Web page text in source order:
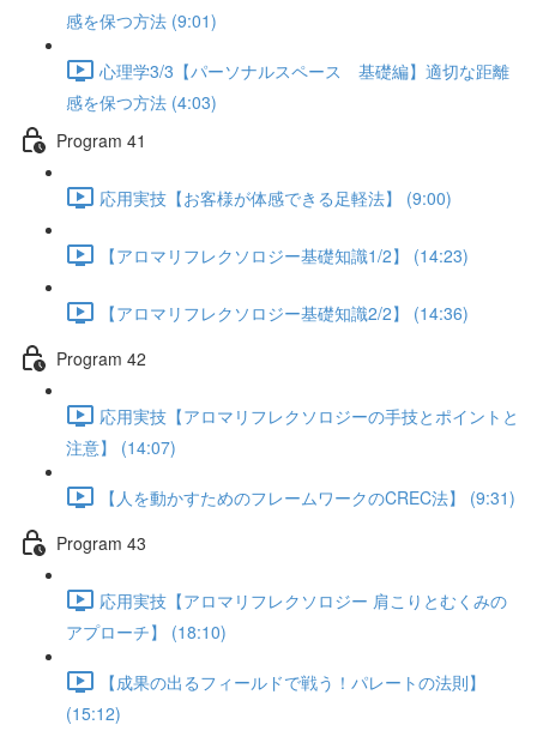
感を保つ方法 (9:01)
心理学3/3【パーソナルスペース 基礎編】適切な距離
感を保つ方法 (4:03)
Program 41
応用実技【お客様が体感できる足軽法】 (9:00)
【アロマリフレクソロジー基礎知識1/2】 (14:23)
【アロマリフレクソロジー基礎知識2/2】 (14:36)
Program 42
応用実技【アロマリフレクソロジーの手技とポイントと
注意】 (14:07)
【人を動かすためのフレームワークのCREC法】 (9:31)
Program 43
応用実技【アロマリフレクソロジー 肩こりとむくみの
アプローチ】 (18:10)
【成果の出るフィールドで戦う！パレートの法則】
(15:12)